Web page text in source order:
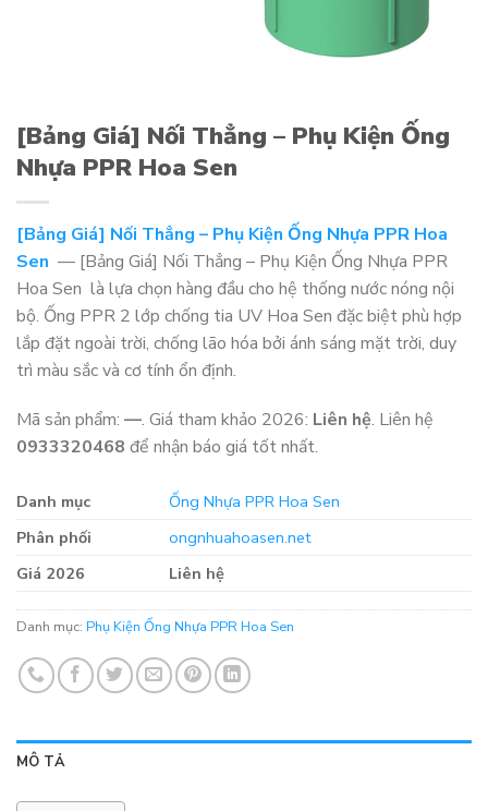
[Bảng Giá] Nối Thẳng – Phụ Kiện Ống
Nhựa PPR Hoa Sen
[Bảng Giá] Nối Thẳng – Phụ Kiện Ống Nhựa PPR Hoa
Sen — [Bảng Giá] Nối Thẳng – Phụ Kiện Ống Nhựa PPR
Hoa Sen là lựa chọn hàng đầu cho hệ thống nước nóng nội
bộ. Ống PPR 2 lớp chống tia UV Hoa Sen đặc biệt phù hợp
lắp đặt ngoài trời, chống lão hóa bởi ánh sáng mặt trời, duy
trì màu sắc và cơ tính ổn định.
Mã sản phẩm: —. Giá tham khảo 2026: Liên hệ. Liên hệ
0933320468 để nhận báo giá tốt nhất.
Danh mục
Ống Nhựa PPR Hoa Sen
Phân phối
ongnhuahoasen.net
Giá 2026
Liên hệ
Danh mục: Phụ Kiện Ống Nhựa PPR Hoa Sen
MÔ TẢ